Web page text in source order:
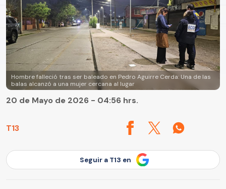
Hombre falleció tras ser baleado en Pedro Aguirre Cerda: Una de las
balas alcanzó a una mujer cercana al lugar
T13
20 de Mayo de 2026 - 04:56 hrs.
Seguir a T13 en